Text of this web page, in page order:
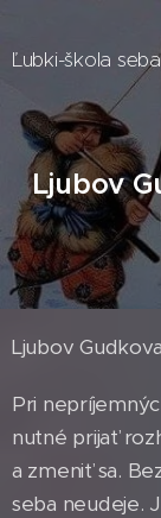
Ľubki-škola
Ljubov
Ljubov
Pri
nutné prijať
a zmeniť sa.
seba neudeje.